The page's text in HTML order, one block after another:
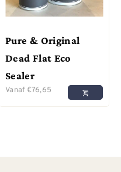
Pure & Original
Dead Flat Eco
Sealer
Vanaf €76,65